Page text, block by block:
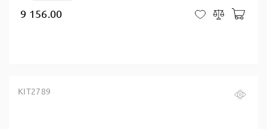
9 156.00 В закладки
Сравнить
KIT2789